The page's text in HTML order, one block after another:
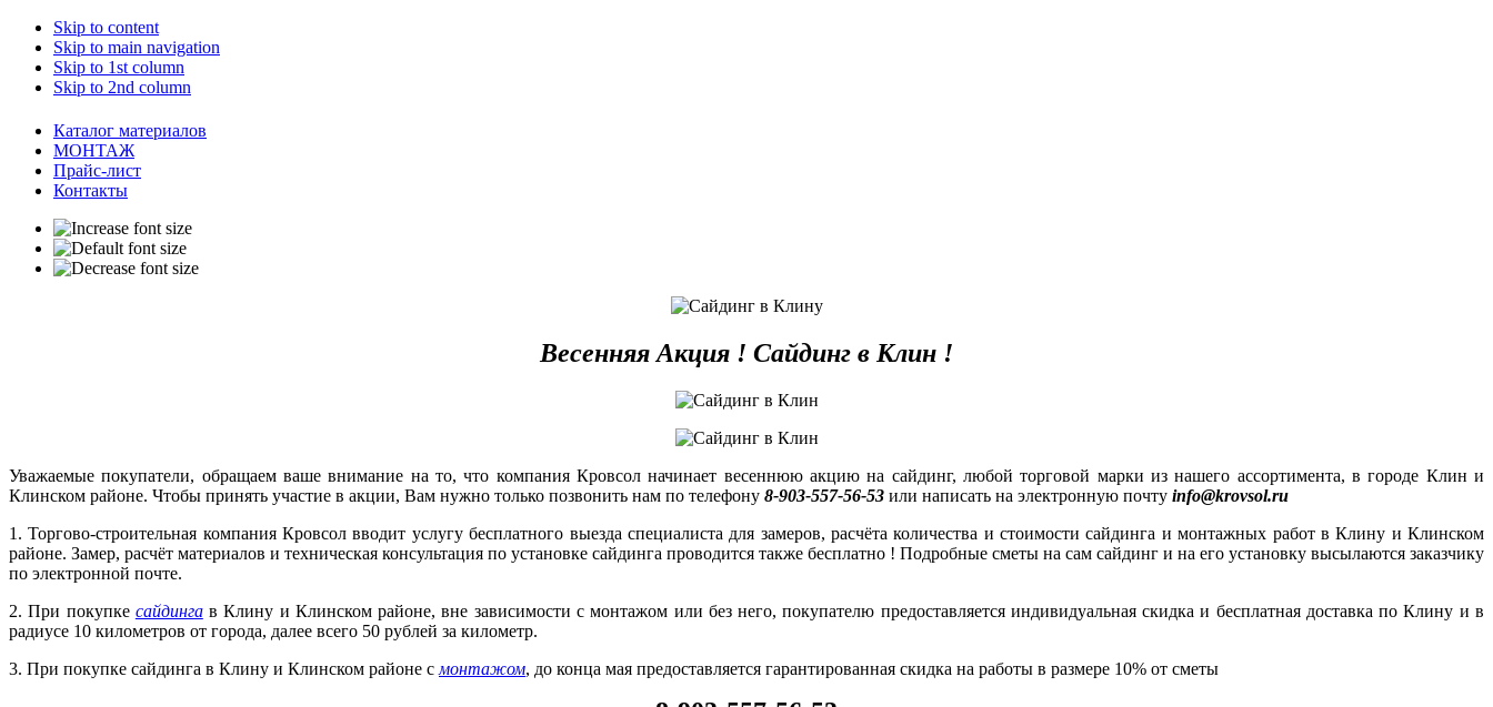
Skip to content
Skip to main navigation
Skip to 1st column
Skip to 2nd column
Каталог материалов
МОНТАЖ
Прайс-лист
Контакты
Весенняя Акция ! Сайдинг в Клин !
Уважаемые покупатели, обращаем ваше внимание на то, что компания Кровсол начинает весеннюю акцию на сайдинг, любой торговой марки из нашего ассортимента, в городе Клин и
Клинском районе. Чтобы принять участие в акции, Вам нужно только позвонить нам по телефону 8-903-557-56-53 или написать на электронную почту info@krovsol.ru
1. Торгово-строительная компания Кровсол вводит услугу бесплатного выезда специалиста для замеров, расчёта количества и стоимости сайдинга и монтажных работ в Клину и Клинском
районе. Замер, расчёт материалов и техническая консультация по установке сайдинга проводится также бесплатно ! Подробные сметы на сам сайдинг и на его установку высылаются заказчику
по электронной почте.
2. При покупке сайдингав Клину и Клинском районе, вне зависимости с монтажом или без него, покупателю предоставляется индивидуальная скидка и бесплатная доставка по Клину и в
радиусе 10 километров от города, далее всего 50 рублей за километр.
3. При покупке сайдинга в Клину и Клинском районе с монтажом, до конца мая предоставляется гарантированная скидка на работы в размере 10% от сметы